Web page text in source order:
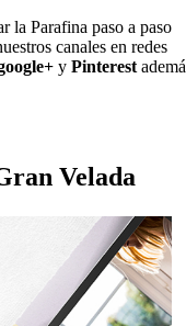
la Parafina paso a paso
canales en redes
y Pinterest
Velada